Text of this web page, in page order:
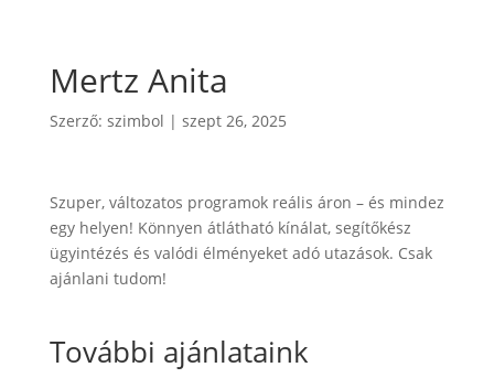
Mertz Anita
Szerző: szimbol | szept 26, 2025
Szuper, változatos programok reális áron – és mindez
egy helyen! Könnyen átlátható kínálat, segítőkész
ügyintézés és valódi élményeket adó utazások. Csak
ajánlani tudom!
További ajánlataink